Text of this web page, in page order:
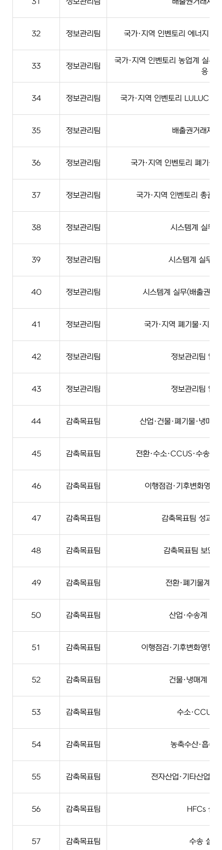
32 정보관리팀 국가·지역 인벤토리 에너지·산
33 정보관리팀
국가·지역 인벤토리 농업계 실무
응
34 정보관리팀 국가·지역 인벤토리 LULUCF·
35 정보관리팀 배출권거래제
36 정보관리팀 국가·지역 인벤토리 폐기물
37 정보관리팀 국가·지역 인벤토리 총괄
38 정보관리팀 시스템계 실무
39 정보관리팀 시스템계 실무
40 정보관리팀 시스템계 실무(배출권 위
41 정보관리팀 국가·지역 폐기물·지역
42 정보관리팀 정보관리팀 업
43 정보관리팀 정보관리팀 업
44 감축목표팀 산업·건물·폐기물·냉매·
45 감축목표팀 전환·수소·CCUS·수송·
46 감축목표팀 이행점검·기후변화영향
47 감축목표팀 감축목표팀 성과·
48 감축목표팀 감축목표팀 보안·
49 감축목표팀 전환·폐기물계
50 감축목표팀 산업·수송계 실
51 감축목표팀 이행점검·기후변화영향
52 감축목표팀 건물·냉매계 실
53 감축목표팀 수소·CCUS
54 감축목표팀 농축수산·흡수
55 감축목표팀 전자산업·기타산업·
56 감축목표팀 HFCs 실무
57 감축목표팀 수송 실무